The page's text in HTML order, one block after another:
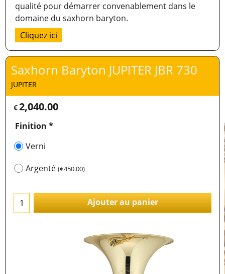
qualité pour démarrer convenablement dans le
domaine du saxhorn baryton.
Cliquez ici
Saxhorn Baryton JUPITER JBR 730
JUPITER
€2,040.00
Finition *
Verni
Argenté (€450.00)
Ajouter au panier